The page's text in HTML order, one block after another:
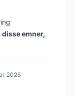
disse emner,
2026